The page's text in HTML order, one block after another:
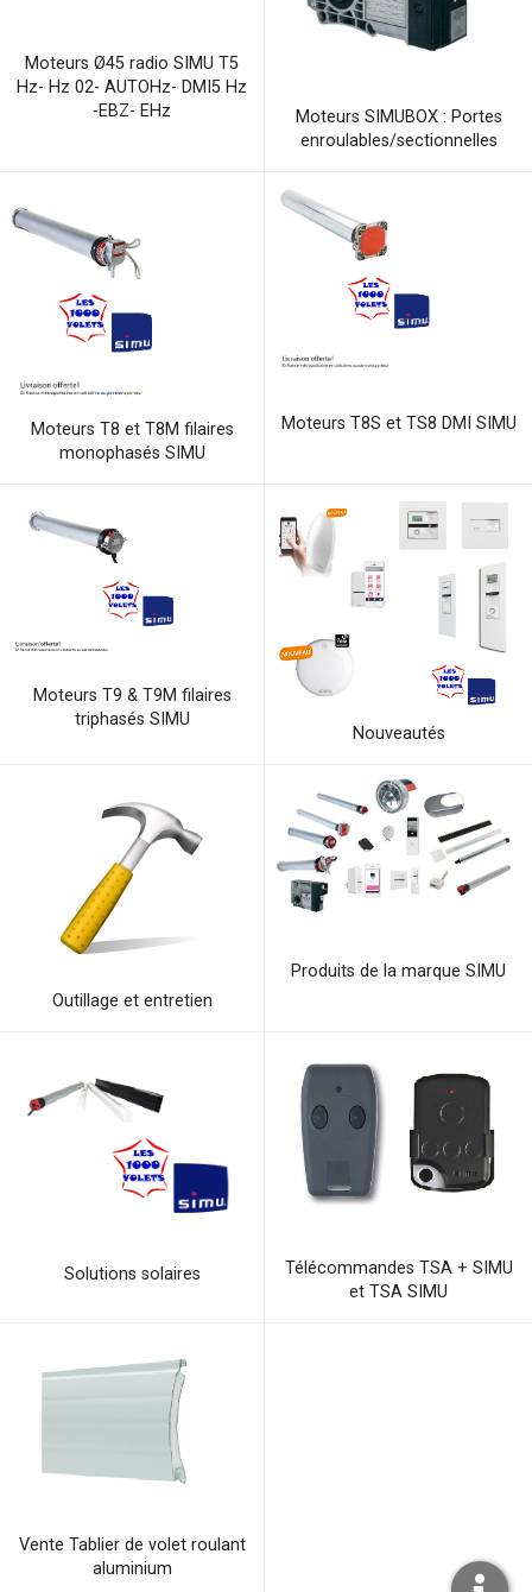
Moteurs Ø45 radio SIMU T5
Hz- Hz 02- AUTOHz- DMI5 Hz
-EBZ- EHz
Moteurs SIMUBOX : Portes
enroulables/sectionnelles
Moteurs T8 et T8M filaires
monophasés SIMU
Moteurs T8S et TS8 DMI SIMU
Moteurs T9 & T9M filaires
triphasés SIMU
Nouveautés
Outillage et entretien
Produits de la marque SIMU
Solutions solaires
Télécommandes TSA + SIMU
et TSA SIMU
Vente Tablier de volet roulant
aluminium